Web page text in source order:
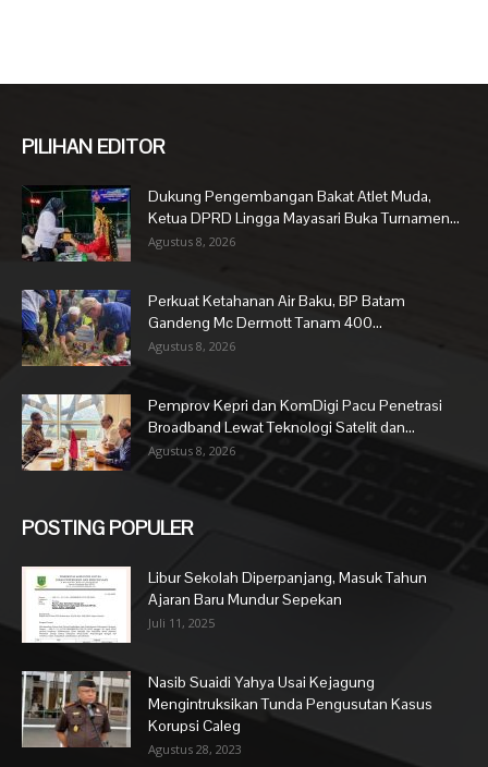
PILIHAN EDITOR
Dukung Pengembangan Bakat Atlet Muda,
Ketua DPRD Lingga Mayasari Buka Turnamen...
Agustus 8, 2026
Perkuat Ketahanan Air Baku, BP Batam
Gandeng Mc Dermott Tanam 400...
Agustus 8, 2026
Pemprov Kepri dan KomDigi Pacu Penetrasi
Broadband Lewat Teknologi Satelit dan...
Agustus 8, 2026
POSTING POPULER
Libur Sekolah Diperpanjang, Masuk Tahun
Ajaran Baru Mundur Sepekan
Juli 11, 2025
Nasib Suaidi Yahya Usai Kejagung
Mengintruksikan Tunda Pengusutan Kasus
Korupsi Caleg
Agustus 28, 2023